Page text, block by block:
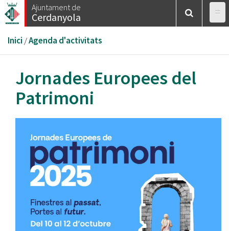
Vés
al
Ajuntament de
Cerdanyola
Esteu
aquí
Inici /Agenda d'activitats
Jornades Europees del
Patrimoni